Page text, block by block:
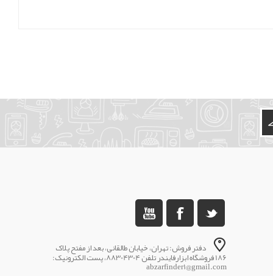
دفتر فروش: تهران، خیابان طالقانی، بعد از مفتح پلاک
186 فروشگاه ابزارفایندر تلفن 88304304، پست الکترونیک:
abzarfinder1@gmail.com